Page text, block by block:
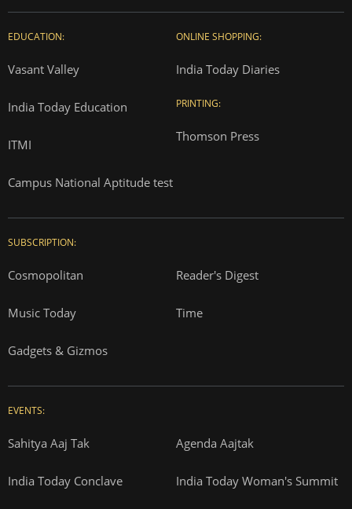
EDUCATION:
Vasant Valley
India Today Education
ITMI
Campus National Aptitude test
ONLINE SHOPPING:
India Today Diaries
PRINTING:
Thomson Press
SUBSCRIPTION:
Cosmopolitan Reader's Digest
Music Today Time
Gadgets & Gizmos
EVENTS:
Sahitya Aaj Tak Agenda Aajtak
India Today Conclave India Today Woman's Summit